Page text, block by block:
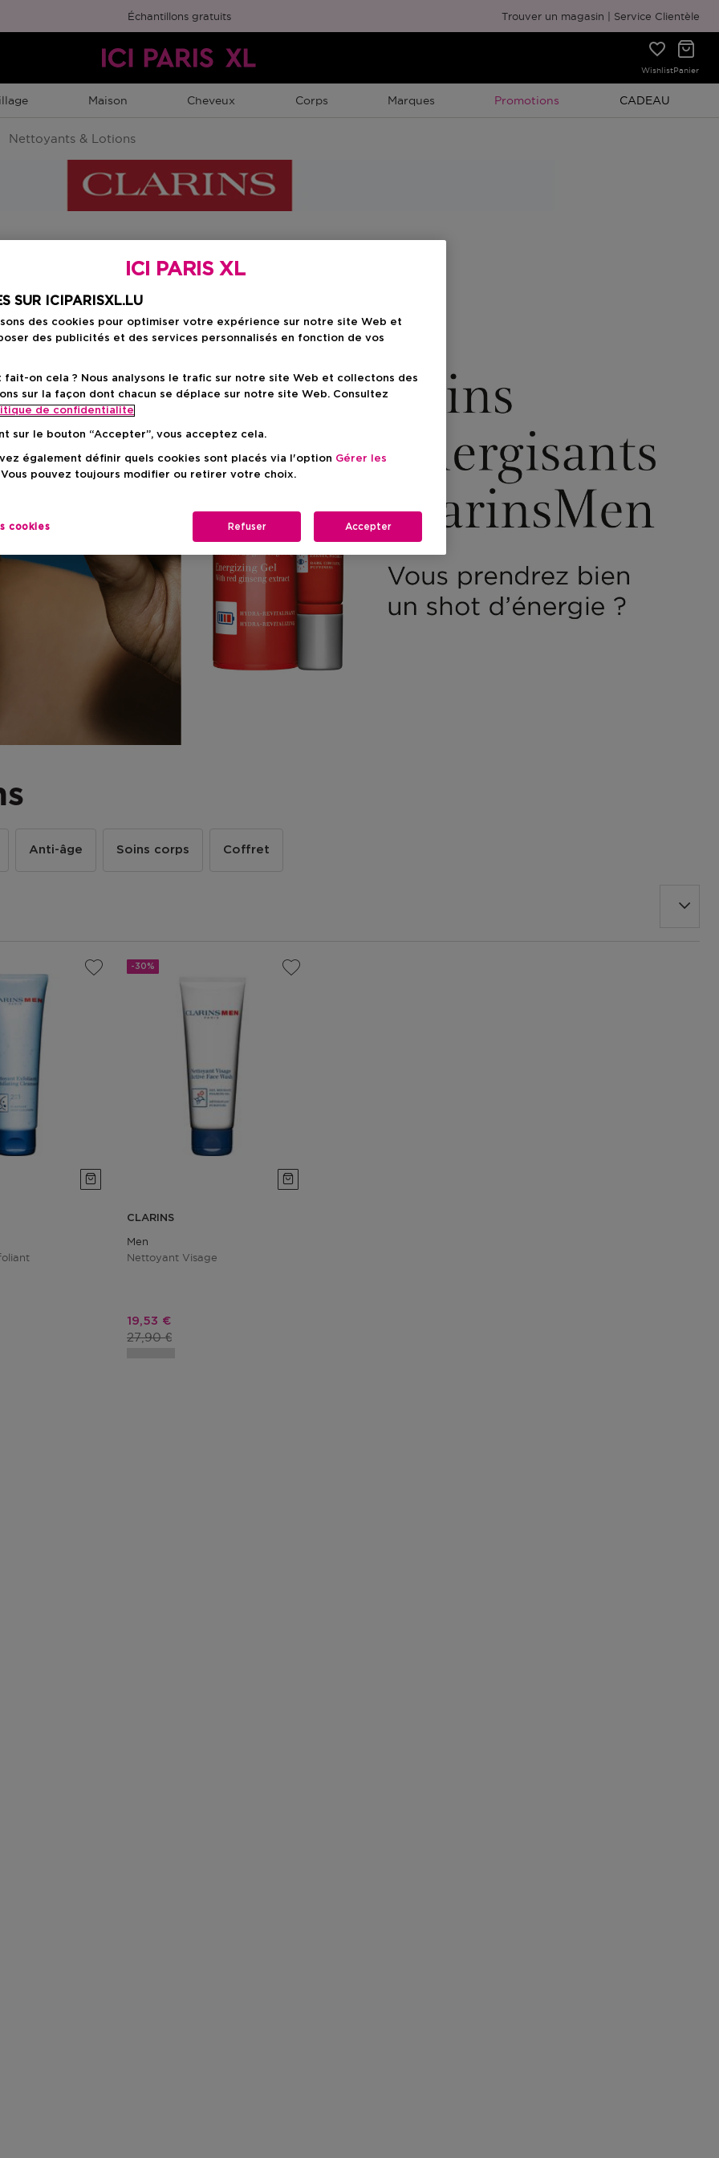
Échantillons gratuits Emballage cadeau gratuit
Trouver un magasin Service Clientèle
WishlistPanier
Maison Cheveux Corps Marques Promotion À Durée Limitée
Promotions Promotion À
CADEAU
Nettoyants & Lotions
Anti-âge Soins corps Coffret
-30%
CLARINS
Men
Nettoyant Visage
Prix promotionnel
19,53 €
Prix du produit
27,90 €
ICI PARIS XL
SUR ICIPARISXL.LU
des cookies pour optimiser votre expérience sur notre site Web et
des publicités et des services personnalisés en fonction de vos
fait-on cela ? Nous analysons le trafic sur notre site Web et collectons des
sur la façon dont chacun se déplace sur notre site Web. Consultez
de confidentialite
sur le bouton “Accepter”, vous acceptez cela.
également définir quels cookies sont placés via l'option Gérer les
Vous pouvez toujours modifier ou retirer votre choix.
cookies Refuser Accepter